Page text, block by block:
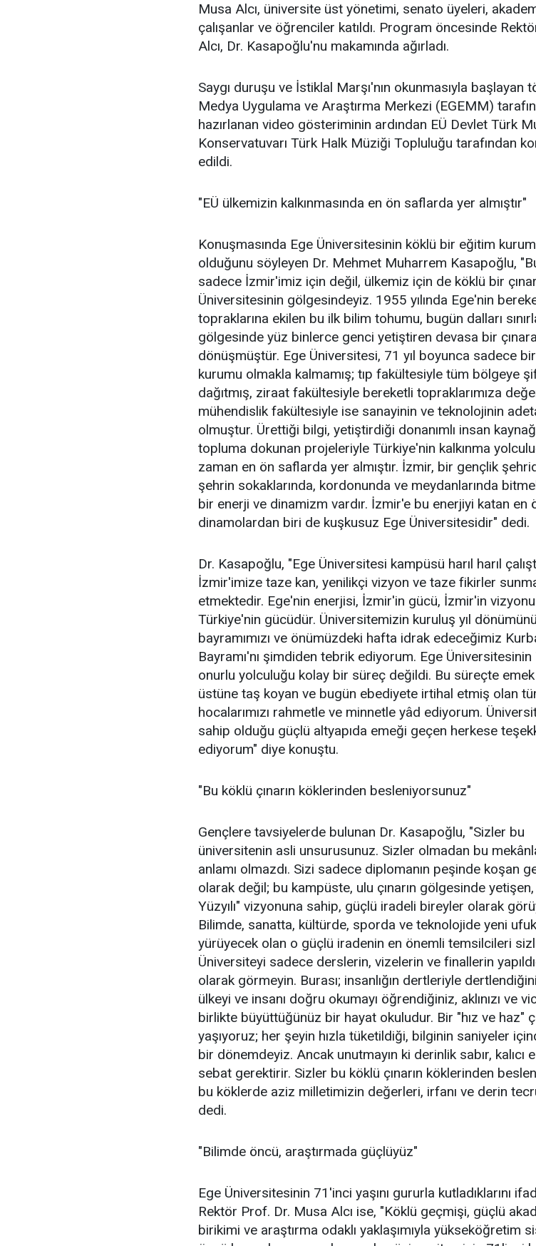
Musa Alcı, üniversite üst yönetimi, senato üyeleri,
çalışanlar ve öğrenciler katıldı. Program öncesinde
Alcı, Dr. Kasapoğlu'nu makamında ağırladı.
Saygı duruşu ve İstiklal Marşı'nın okunmasıyla başlayan
Medya Uygulama ve Araştırma Merkezi (EGEMM)
hazırlanan video gösteriminin ardından EÜ Devlet Türk
Konservatuvarı Türk Halk Müziği Topluluğu tarafından
edildi.
"EÜ ülkemizin kalkınmasında en ön saflarda yer almıştır"
Konuşmasında Ege Üniversitesinin köklü bir eğitim
olduğunu söyleyen Dr. Mehmet Muharrem Kasapoğlu,
sadece İzmir'imiz için değil, ülkemiz için de köklü bir
Üniversitesinin gölgesindeyiz. 1955 yılında Ege'nin
topraklarına ekilen bu ilk bilim tohumu, bugün dalları
gölgesinde yüz binlerce genci yetiştiren devasa bir çınara
dönüşmüştür. Ege Üniversitesi, 71 yıl boyunca sadece
kurumu olmakla kalmamış; tıp fakültesiyle tüm bölgeye
dağıtmış, ziraat fakültesiyle bereketli topraklarımıza
mühendislik fakültesiyle ise sanayinin ve teknolojinin
olmuştur. Ürettiği bilgi, yetiştirdiği donanımlı insan
topluma dokunan projeleriyle Türkiye'nin kalkınma
zaman en ön saflarda yer almıştır. İzmir, bir gençlik
şehrin sokaklarında, kordonunda ve meydanlarında
bir enerji ve dinamizm vardır. İzmir'e bu enerjiyi katan en
dinamolardan biri de kuşkusuz Ege Üniversitesidir" dedi.
Dr. Kasapoğlu, "Ege Üniversitesi kampüsü harıl harıl
İzmir'imize taze kan, yenilikçi vizyon ve taze fikirler
etmektedir. Ege'nin enerjisi, İzmir'in gücü, İzmir'in
Türkiye'nin gücüdür. Üniversitemizin kuruluş yıl
bayramımızı ve önümüzdeki hafta idrak edeceğimiz
Bayramı'nı şimdiden tebrik ediyorum. Ege Üniversitesinin
onurlu yolculuğu kolay bir süreç değildi. Bu süreçte
üstüne taş koyan ve bugün ebediyete irtihal etmiş olan
hocalarımızı rahmetle ve minnetle yâd ediyorum.
sahip olduğu güçlü altyapıda emeği geçen herkese
ediyorum" diye konuştu.
"Bu köklü çınarın köklerinden besleniyorsunuz"
Gençlere tavsiyelerde bulunan Dr. Kasapoğlu, "Sizler bu
üniversitenin asli unsurusunuz. Sizler olmadan bu
anlamı olmazdı. Sizi sadece diplomanın peşinde koşan
olarak değil; bu kampüste, ulu çınarın gölgesinde
Yüzyılı" vizyonuna sahip, güçlü iradeli bireyler olarak
Bilimde, sanatta, kültürde, sporda ve teknolojide yeni
yürüyecek olan o güçlü iradenin en önemli temsilcileri
Üniversiteyi sadece derslerin, vizelerin ve finallerin
olarak görmeyin. Burası; insanlığın dertleriyle
ülkeyi ve insanı doğru okumayı öğrendiğiniz, aklınızı ve
birlikte büyüttüğünüz bir hayat okuludur. Bir "hız ve haz"
yaşıyoruz; her şeyin hızla tüketildiği, bilginin saniyeler
bir dönemdeyiz. Ancak unutmayın ki derinlik sabır, kalıcı
sebat gerektirir. Sizler bu köklü çınarın köklerinden
bu köklerde aziz milletimizin değerleri, irfanı ve derin
dedi.
"Bilimde öncü, araştırmada güçlüyüz"
Ege Üniversitesinin 71'inci yaşını gururla kutladıklarını
Rektör Prof. Dr. Musa Alcı ise, "Köklü geçmişi, güçlü
birikimi ve araştırma odaklı yaklaşımıyla yükseköğretim